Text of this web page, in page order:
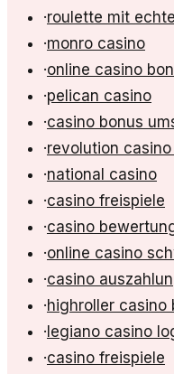
·roulette mit
·monro casino
·online casino
·pelican casino
·casino bonus
·revolution
·national casino
·casino freispiele
·casino
·online casino
·casino
·highroller casino
· legiano casino
·casino freispiele